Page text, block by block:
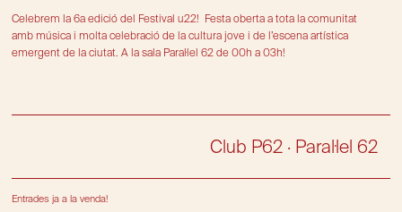
INSTAGRAM TWITTERTIKTOK FILMIN
Celebrem la 6a edició del Festival u22!  Festa oberta a tota la comunitat
amb música i molta celebració de la cultura jove i de l’escena artística
emergent de la ciutat. A la sala Paral·lel 62 de 00h a 03h!
Club P62 · Paral·lel 62
Entrades ja a la venda!